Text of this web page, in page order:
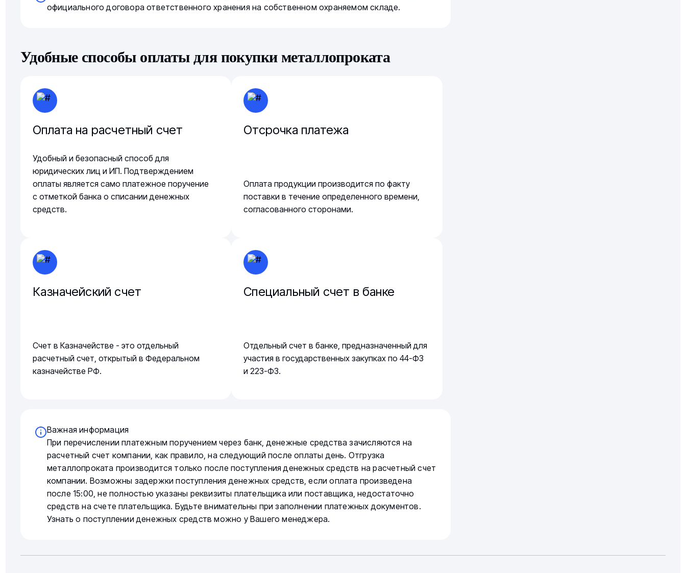
официального договора ответственного хранения на собственном охраняемом складе.
Удобные способы оплаты для покупки металлопроката
Оплата на расчетный счет
Удобный и безопасный способ для
юридических лиц и ИП. Подтверждением
оплаты является само платежное поручение
с отметкой банка о списании денежных
средств.
Отсрочка платежа
Оплата продукции производится по факту
поставки в течение определенного времени,
согласованного сторонами.
Казначейский счет
Счет в Казначействе - это отдельный
расчетный счет, открытый в Федеральном
казначействе РФ.
Специальный счет в банке
Отдельный счет в банке, предназначенный для
участия в государственных закупках по 44-ФЗ
и 223-ФЗ.
Важная информация
При перечислении платежным поручением через банк, денежные средства зачисляются на
расчетный счет компании, как правило, на следующий после оплаты день. Отгрузка
металлопроката производится только после поступления денежных средств на расчетный счет
компании. Возможны задержки поступления денежных средств, если оплата произведена
после 15:00, не полностью указаны реквизиты плательщика или поставщика, недостаточно
средств на счете плательщика. Будьте внимательны при заполнении платежных документов.
Узнать о поступлении денежных средств можно у Вашего менеджера.